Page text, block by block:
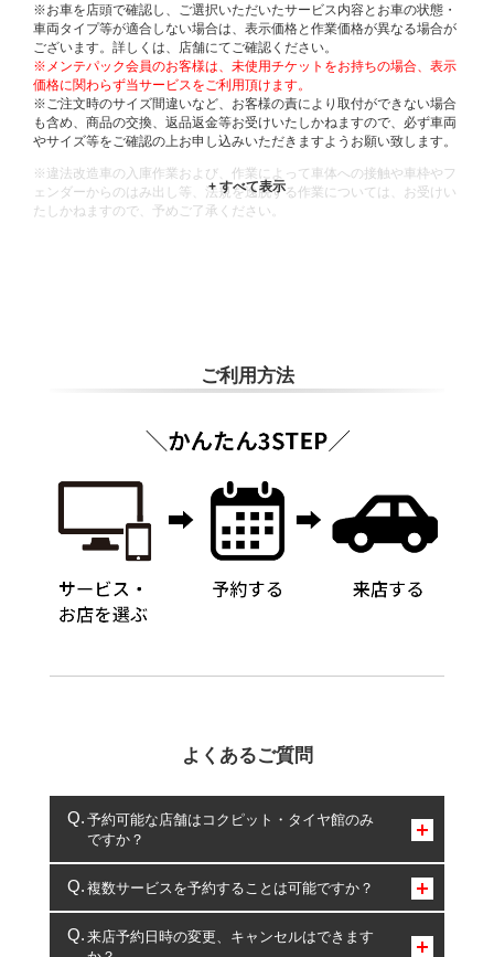
※お車を店頭で確認し、ご選択いただいたサービス内容とお車の状態・
車両タイプ等が適合しない場合は、表示価格と作業価格が異なる場合が
ございます。詳しくは、店舗にてご確認ください。
※メンテパック会員のお客様は、未使用チケットをお持ちの場合、表示
価格に関わらず当サービスをご利用頂けます。
※ご注文時のサイズ間違いなど、お客様の責により取付ができない場合
も含め、商品の交換、返品返金等お受けいたしかねますので、必ず車両
やサイズ等をご確認の上お申し込みいただきますようお願い致します。
※違法改造車の入庫作業および、作業によって車体への接触や車枠やフ
ェンダーからのはみ出し等、法規を逸脱する作業については、お受けい
たしかねますので、予めご了承ください。
ご利用方法
よくあるご質問
予約可能な店舗はコクピット・タイヤ館のみ
ですか？
コクピット・タイヤ館のみとなります。
複数サービスを予約することは可能ですか？
複数サービスのご予約は可能です。
来店予約日時の変更、キャンセルはできます